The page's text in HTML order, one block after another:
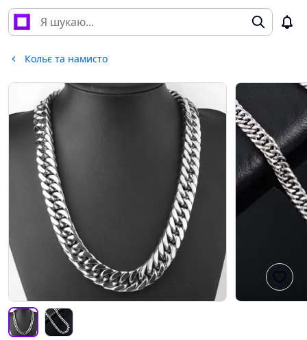
Кольє та намисто